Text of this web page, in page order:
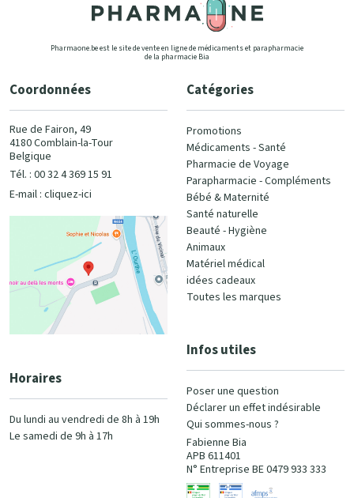
Pharmaone.be est le site de vente en ligne de médicaments et parapharmacie
de la pharmacie Bia
Coordonnées
Rue de Fairon, 49
4180 Comblain-la-Tour
Belgique
Tél. : 00 32 4 369 15 91
E-mail : cliquez-ici
Horaires
Du lundi au vendredi de 8h à 19h
Le samedi de 9h à 17h
Catégories
Promotions
Médicaments - Santé
Pharmacie de Voyage
Parapharmacie - Compléments
Bébé & Maternité
Santé naturelle
Beauté - Hygiène
Animaux
Matériel médical
idées cadeaux
Toutes les marques
Infos utiles
Poser une question
Déclarer un effet indésirable
Qui sommes-nous ?
Fabienne Bia
APB 611401
N° Entreprise BE 0479 933 333